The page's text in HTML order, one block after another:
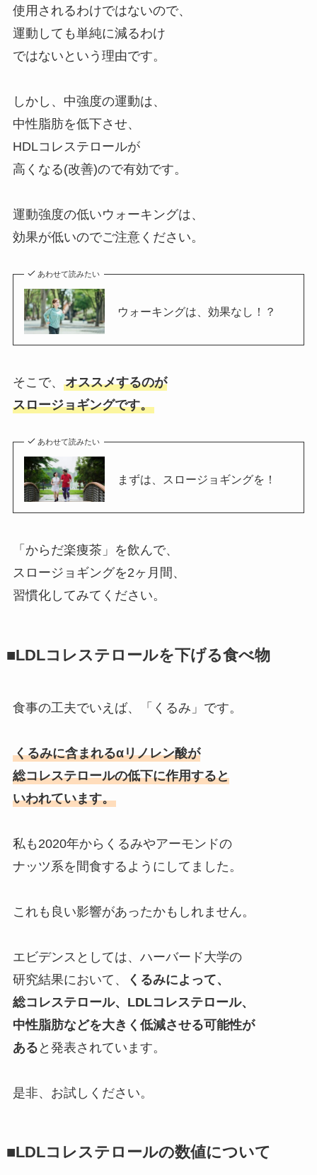
使用されるわけではないので、
運動しても単純に減るわけ
ではないという理由です。
しかし、中強度の運動は、
中性脂肪を低下させ、
HDLコレステロールが
高くなる(改善)ので有効です。
運動強度の低いウォーキングは、
効果が低いのでご注意ください。
あわせて読みたい
ウォーキングは、効果なし！？
そこで、 オススメするのが
スロージョギングです。
あわせて読みたい
まずは、スロージョギングを！
「からだ楽痩茶」を飲んで、
スロージョギングを2ヶ月間、
習慣化してみてください。
■LDLコレステロールを下げる食べ物
食事の工夫でいえば、「くるみ」です。
くるみに含まれるαリノレン酸が
総コレステロールの低下に作用すると
いわれています。
私も2020年からくるみやアーモンドの
ナッツ系を間食するようにしてました。
これも良い影響があったかもしれません。
エビデンスとしては、ハーバード大学の
研究結果において、
くるみによって、
総コレステロール、LDLコレステロール、
中性脂肪などを大きく低減させる可能性が
ある と発表されています。
是非、お試しください。
■LDLコレステロールの数値について